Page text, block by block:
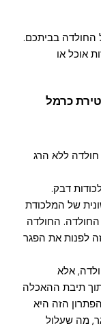
החולדה בביתכם.
אוכל או
כרמל
חולדה ללא הרג
דבק.
של המלכודת
החולדה. החולדה
לפנות את הפגר
אלא
תיבת ההאכלה
הזה היא
מה שעלול